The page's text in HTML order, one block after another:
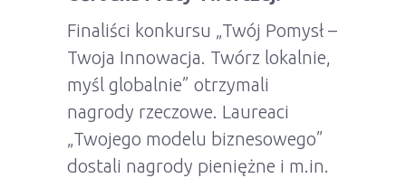
Finaliści konkursu „Twój Pomysł –
Twoja Innowacja. Twórz lokalnie,
myśl globalnie” otrzymali
nagrody rzeczowe. Laureaci
„Twojego modelu biznesowego”
dostali nagrody pieniężne i m.in.